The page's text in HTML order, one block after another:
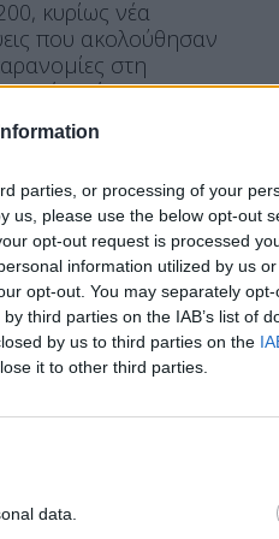
parties, or processing of your
us, please use the below opt-out
opt-out request is processed
information utilized by us
opt-out. You may separately
third parties on the IAB’s list of
by us to third parties on the
it to other third parties.
data.
κυρίως νέα
που ακολούθησαν
στη
ενώ υπόνοιες για
οργή της κοινής
Οργή για
συνθήματα